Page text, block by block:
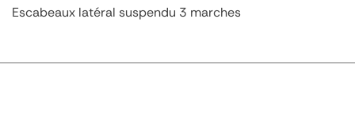
Escabeaux latéral suspendu 3 marches